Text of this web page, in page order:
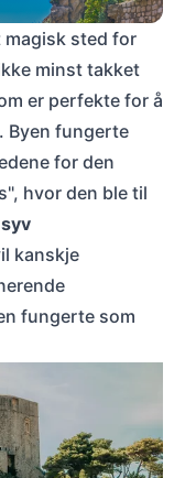
magisk sted for
minst takket
er perfekte for å
Byen fungerte
for den
hvor den ble til
kanskje
fungerte som